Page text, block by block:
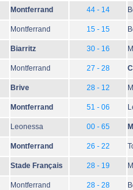
Montferrand 44 - 14
Montferrand 15 - 15
Biarritz 30 - 16
Montferrand 27 - 28
Brive 28 - 12
Montferrand 51 - 06
Leonessa 00 - 65
Montferrand 26 - 22
Stade Français 28 - 19
Montferrand 28 - 28